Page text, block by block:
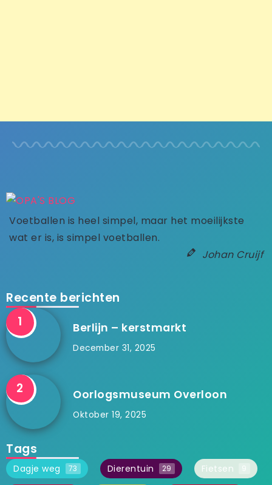
Voetballen is heel simpel, maar het moeilijkste
wat er is, is simpel voetballen.
Johan Cruijf
Recente berichten
Berlijn – kerstmarkt
December 31, 2025
Oorlogsmuseum Overloon
Oktober 19, 2025
Tags
Dagje weg 73 Dierentuin 29 Fietsen 9